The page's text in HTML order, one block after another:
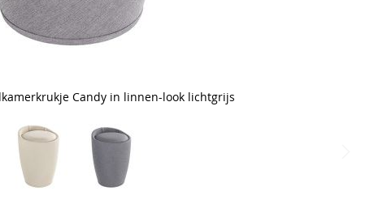
Candy in linnen-look lichtgrijs